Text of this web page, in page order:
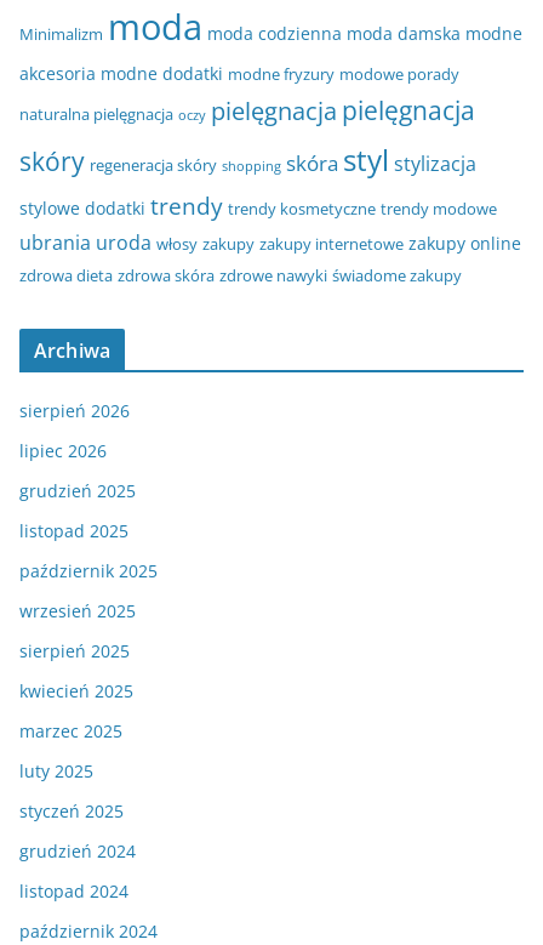
Minimalizm moda moda codzienna moda damska modne
akcesoria modne dodatki modne fryzury modowe porady
naturalna pielęgnacja oczy pielęgnacja pielęgnacja
skóry regeneracja skóry shopping skóra styl stylizacja
stylowe dodatki trendy trendy kosmetyczne trendy modowe
ubrania uroda włosy zakupy zakupy internetowe zakupy online
zdrowa dieta zdrowa skóra zdrowe nawyki świadome zakupy
Archiwa
sierpień 2026
lipiec 2026
grudzień 2025
listopad 2025
październik 2025
wrzesień 2025
sierpień 2025
kwiecień 2025
marzec 2025
luty 2025
styczeń 2025
grudzień 2024
listopad 2024
październik 2024